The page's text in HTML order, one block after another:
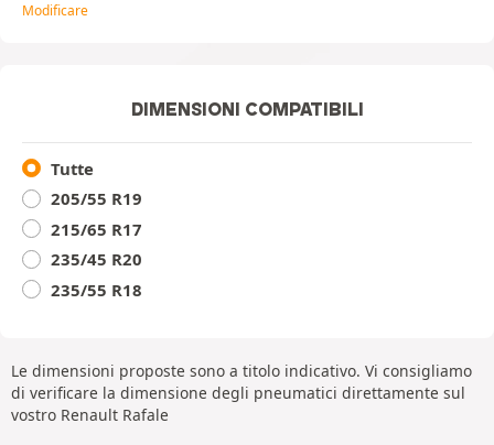
Modificare
DIMENSIONI COMPATIBILI
Tutte
205/55 R19
215/65 R17
235/45 R20
235/55 R18
Le dimensioni proposte sono a titolo indicativo. Vi consigliamo
di verificare la dimensione degli pneumatici direttamente sul
vostro Renault Rafale